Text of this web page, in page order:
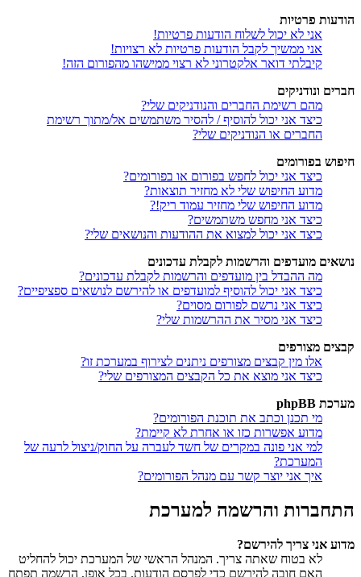
הודעות פרטיות
אני לא יכול לשלוח הודעות פרטיות!
אני ממשיך לקבל הודעות פרטיות לא רצויות!
קיבלתי דואר אלקטרוני לא רצוי ממישהו מהפורום הזה!
חברים ונודניקים
מהם רשימת החברים והנודניקים שלי?
כיצד אני יכול להוסיף / להסיר משתמשים אל/מתוך רשימת
החברים או הנודניקים שלי?
חיפוש בפורומים
כיצד אני יכול לחפש בפורום או בפורומים?
מדוע החיפוש שלי לא מחזיר תוצאות?
מדוע החיפוש שלי מחזיר עמוד ריק!?
כיצד אני מחפש משתמשים?
כיצד אני יכול למצוא את ההודעות והנושאים שלי?
נושאים מועדפים והרשמות לקבלת עדכונים
מה ההבדל בין מועדפים והרשמות לקבלת עדכונים?
כיצד אני יכול להוסיף למועדפים או להירשם לנושאים ספציפיים?
כיצד אני נרשם לפורום מסוים?
כיצד אני מסיר את ההרשמות שלי?
קבצים מצורפים
אלו מין קבצים מצורפים ניתנים לצירוף במערכת זו?
כיצד אני מוצא את כל הקבצים המצורפים שלי?
מערכת phpBB
מי תכנן וכתב את תוכנת הפורומים?
מדוע אפשרות כזו או אחרת לא קיימת?
למי אני פונה במקרים של חשד לעברה על החוק/ניצול לרעה של
המערכת?
איך אני יוצר קשר עם מנהל הפורומים?
התחברות והרשמה למערכת
מדוע אני צריך להירשם?
לא בטוח שאתה צריך. המנהל הראשי של המערכת יכול להחליט
האם חובה להירשם כדי לפרסם הודעות. בכל אופן, הרשמה תפתח